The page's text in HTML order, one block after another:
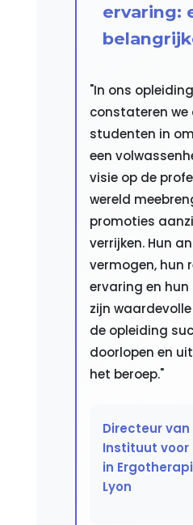
ervaring:
"In ons
constateren we
studenten in
een
visie op de
wereld
promoties
verrijken. Hun
vermogen, hun
ervaring en
zijn
de opleiding
doorlopen en
het beroep."
Directeur van
Instituut voor
in
Lyon